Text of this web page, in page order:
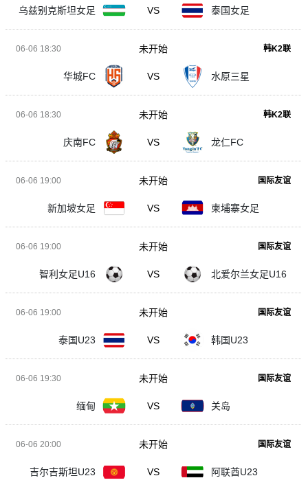
乌兹别克斯坦女足 VS 泰国女足
06-06 18:30 韩K2联
华城FC VS 水原三星
未开始
06-06 18:30 韩K2联
庆南FC VS 龙仁FC
未开始
06-06 19:00 国际友谊
新加坡女足 VS 柬埔寨女足
未开始
06-06 19:00 国际友谊
智利女足U16 VS 北爱尔兰女足U16
未开始
06-06 19:00 国际友谊
泰国U23 VS 韩国U23
未开始
06-06 19:30 国际友谊
缅甸 VS 关岛
未开始
06-06 20:00 国际友谊
吉尔吉斯坦U23 VS 阿联酋U23
未开始